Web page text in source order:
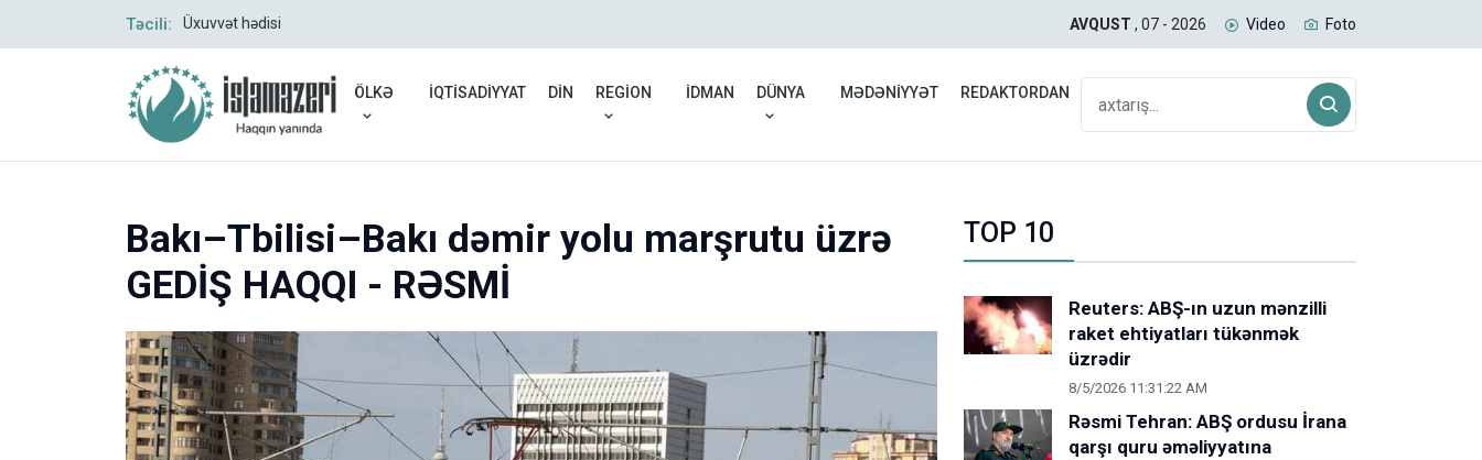
Təcili: Üxuvvət hədisi İran: Hörmüz boğazında ikinci bir dəhlizin açılmasına heç vaxt icazə verməyəcəyik
AVQUST , 07 - 2026 Video Foto
ÖLKƏ İQTİSADİYYAT DİN REGİON İDMAN DÜNYA MƏDƏNİYYƏT REDAKTORDAN
Bakı–Tbilisi–Bakı dəmir yolu marşrutu üzrə
GEDİŞ HAQQI - RƏSMİ
TOP 10
Reuters: ABŞ-ın uzun mənzilli
raket ehtiyatları tükənmək
üzrədir
8/5/2026 11:31:22 AM
Rəsmi Tehran: ABŞ ordusu İrana
qarşı quru əməliyyatına